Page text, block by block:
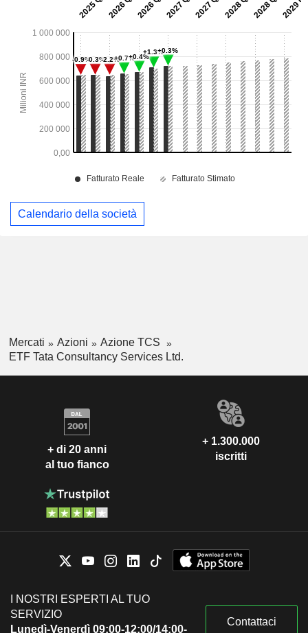
Calendario della società
Mercati Azioni
Azione TCS
ETF Tata Consultancy Services Ltd.
+ di 20 anni
al tuo fianco
+ 1.300.000
iscritti
I NOSTRI ESPERTI AL TUO
SERVIZIO
Lunedì-Venerdì 09:00-12:00/14:00-
Contattaci